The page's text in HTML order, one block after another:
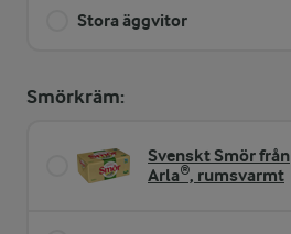
Stora äggvitor
Smörkräm:
Svenskt Smör från
Arla®, rumsvarmt